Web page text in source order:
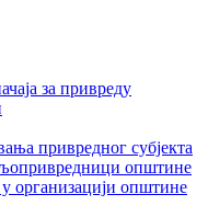
за привреду
привредног субјекта
општине
организацији општине